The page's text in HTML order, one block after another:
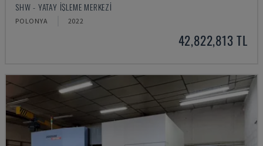
SHW - YATAY İŞLEME MERKEZI
POLONYA 2022
42,822,813 TL